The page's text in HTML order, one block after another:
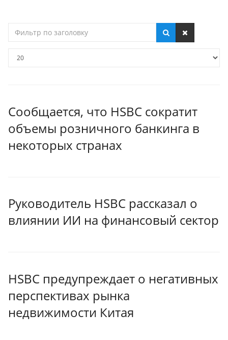
по
Сообщается, что HSBC сократит
объемы розничного банкинга в
некоторых странах
Руководитель HSBC рассказал о
влиянии ИИ на финансовый сектор
HSBC предупреждает о негативных
перспективах рынка
недвижимости Китая